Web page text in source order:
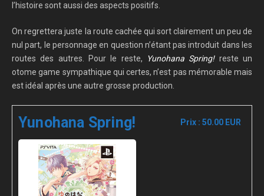
l’histoire sont aussi des aspects positifs.
On regrettera juste la route cachée qui sort clairement un peu de
nul part, le personnage en question n’étant pas introduit dans les
routes des autres. Pour le reste,
Yunohana Spring! reste un
otome game sympathique qui certes, n’est pas mémorable mais
est idéal après une autre grosse production.
Yunohana Spring! Prix : 50.00 EUR